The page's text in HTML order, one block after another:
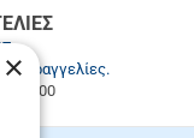
.
παραγγελίες.
15:00
×